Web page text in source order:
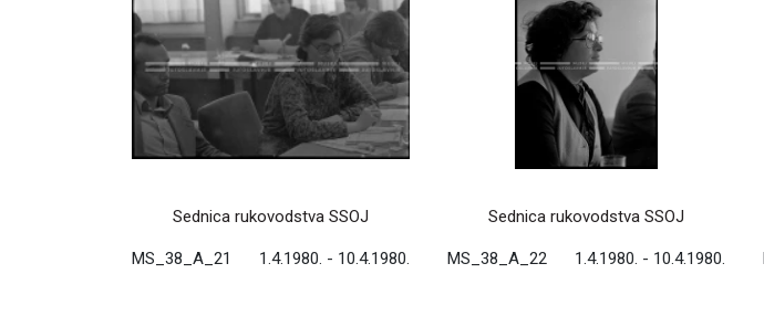
Sednica rukovodstva SSOJ
MS_38_A_21 1.4.1980. - 10.4.1980.
Sednica rukovodstva SSOJ
MS_38_A_22 1.4.1980. - 10.4.1980.